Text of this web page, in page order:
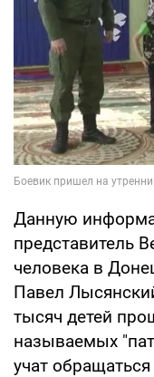
Данную
представитель
человека в
Павел
тысяч детей
называемых
учат